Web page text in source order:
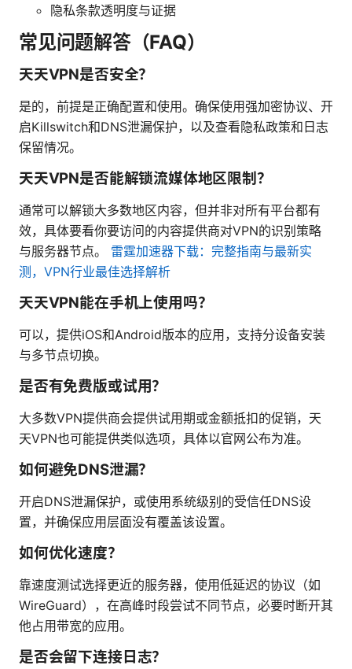
隐私条款透明度与证据
常见问题解答（FAQ）
天天VPN是否安全？
是的，前提是正确配置和使用。确保使用强加密协议、开
启Killswitch和DNS泄漏保护，以及查看隐私政策和日志
保留情况。
天天VPN是否能解锁流媒体地区限制？
通常可以解锁大多数地区内容，但并非对所有平台都有
效，具体要看你要访问的内容提供商对VPN的识别策略
与服务器节点。 雷霆加速器下载：完整指南与最新实
测，VPN行业最佳选择解析
天天VPN能在手机上使用吗？
可以，提供iOS和Android版本的应用，支持分设备安装
与多节点切换。
是否有免费版或试用？
大多数VPN提供商会提供试用期或金额抵扣的促销，天
天VPN也可能提供类似选项，具体以官网公布为准。
如何避免DNS泄漏？
开启DNS泄漏保护，或使用系统级别的受信任DNS设
置，并确保应用层面没有覆盖该设置。
如何优化速度？
靠速度测试选择更近的服务器，使用低延迟的协议（如
WireGuard），在高峰时段尝试不同节点，必要时断开其
他占用带宽的应用。
是否会留下连接日志？